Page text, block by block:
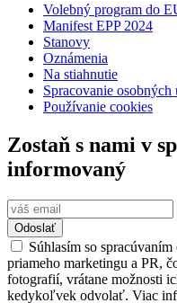
Volebný program do
Manifest EPP 2024
Stanovy
Oznámenia
Na stiahnutie
Spracovanie osobných
Používanie cookies
Zostaň s nami v
informovaný
Odoslať
Súhlasím so
priameho marketingu a PR,
fotografií, vrátane možnosti
kedykoľvek odvolať. Viac